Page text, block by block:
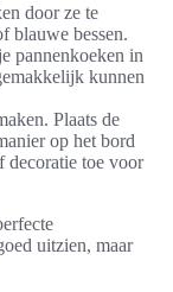
door ze te
blauwe bessen.
pannenkoeken in
kunnen
Plaats de
op het bord
decoratie toe voor
uitzien, maar